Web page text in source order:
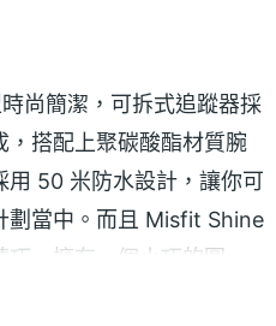
尚簡潔，可拆式追蹤器採
搭配上聚碳酸酯材質腕
用 50 米防水設計，讓你可
劃當中。而且 Misfit Shine
，擁有一個小巧的圓
光圈，可因應你的活動